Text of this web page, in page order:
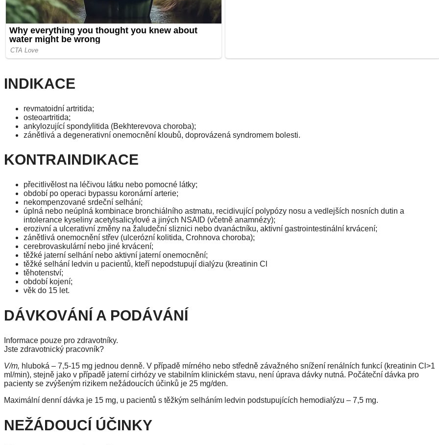
INDIKACE
revmatoidní artritida;
osteoartritida;
ankylozující spondylitida (Bekhterevova choroba);
zánětlivá a degenerativní onemocnění kloubů, doprovázená syndromem bolesti.
KONTRAINDIKACE
přecitlivělost na léčivou látku nebo pomocné látky;
období po operaci bypassu koronární arterie;
nekompenzované srdeční selhání;
úplná nebo neúplná kombinace bronchiálního astmatu, recidivující polypózy nosu a vedlejších nosních dutin a
intolerance kyseliny acetylsalicylové a jiných NSAID (včetně anamnézy);
erozivní a ulcerativní změny na žaludeční sliznici nebo dvanáctníku, aktivní gastrointestinální krvácení;
zánětlivá onemocnění střev (ulcerózní kolitida, Crohnova choroba);
cerebrovaskulární nebo jiné krvácení;
těžké jaterní selhání nebo aktivní jaterní onemocnění;
těžké selhání ledvin u pacientů, kteří nepodstupují dialýzu (kreatinin Cl
těhotenství;
období kojení;
věk do 15 let.
DÁVKOVÁNÍ A PODÁVÁNÍ
Informace pouze pro zdravotníky.
Jste zdravotnický pracovník?
V/m, hluboká – 7,5-15 mg jednou denně. V případě mírného nebo středně závažného snížení renálních funkcí (kreatinin Cl>1
ml/min), stejně jako v případě jaterní cirhózy ve stabilním klinickém stavu, není úprava dávky nutná. Počáteční dávka pro
pacienty se zvýšeným rizikem nežádoucích účinků je 25 mg/den.
Maximální denní dávka je 15 mg, u pacientů s těžkým selháním ledvin podstupujících hemodialýzu – 7,5 mg.
NEŽÁDOUCÍ ÚČINKY